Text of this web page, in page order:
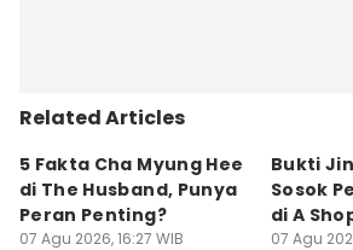
Related Articles
5 Fakta Cha Myung Hee
di The Husband, Punya
Peran Penting?
07 Agu 2026, 16:27 WIB
Bukti
Sosok
di A
07 Agu